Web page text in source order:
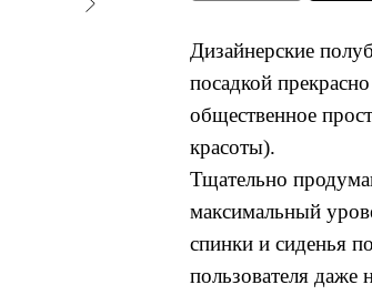
Дизайнерские
посадкой
общественное
красоты).
Тщательно
максимальный
спинки и сиденья
пользователя